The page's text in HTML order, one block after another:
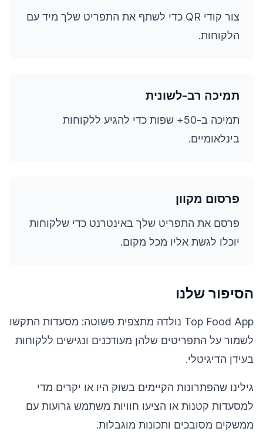
צור קודי QR כדי לשתף את התפריט שלך מיד עם
הלקוחות.
תמיכה רב-לשונית
תמיכה ב-50+ שפות כדי להגיע ללקוחות
בינלאומיים.
פרסום מקוון
פרסם את התפריט שלך באינטרנט כדי שלקוחות
יוכלו לגשת אליו מכל מקום.
הסיפור שלנו
Top Food App נולדה מתצפית פשוטה: מסעדות התקשו
לשמור על התפריטים שלהן מעודכנים ונגישים ללקוחות
בעידן הדיגיטלי.
גילינו שהפתרונות הקיימים בשוק היו או יקרים מדי
למסעדות קטנות או הציעו חוויות משתמש גרועות עם
ממשקים מסובכים ותכונות מוגבלות.